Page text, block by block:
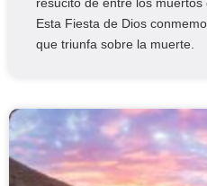
Esta Fiesta de Dios
que triunfa sobre la muerte.